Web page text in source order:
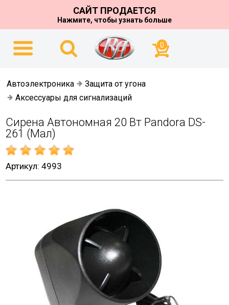
САЙТ ПРОДАЕТСЯ
Нажмите, чтобы узнать больше
0
Автоэлектроника
Защита от угона
Аксессуары для сигнализаций
Сирена Автономная 20 Вт Pandora DS-
261 (мал)
Артикул: 4993